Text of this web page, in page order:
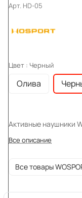
Арт. HD-05
Цвет : Черный
Олива
Активные наушники
Все описание
Все товары